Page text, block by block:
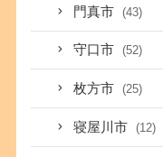
門真市 (43)
守口市 (52)
枚方市 (25)
寝屋川市 (12)